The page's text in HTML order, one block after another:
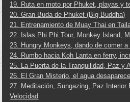
19. Ruta en moto por Phuket, playas y
20. Gran Buda de Phuket (Big Buddha)
21. Entrenamiento de Muay Thai en
22. Islas Phi Phi Tour, Monkey Island,
23. Hungry Monkeys, dando de comer
24. Rumbo hacia Koh Lanta en ferry,
25. La Puerta de la Tranquilidad, Paz y
26. El Gran Misterio, el agua desaparece
27. Meditación, Sungazing, Paz Interior
Velocidad